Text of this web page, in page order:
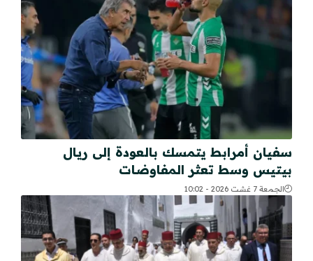
سفيان أمرابط يتمسك بالعودة إلى ريال
بيتيس وسط تعثر المفاوضات
الجمعة 7 غشت 2026 - 10:02